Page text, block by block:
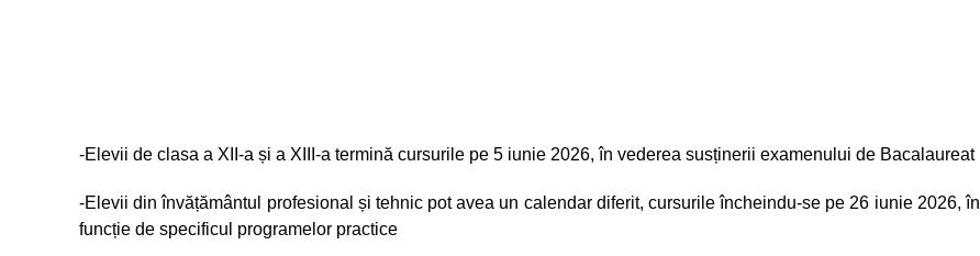
-Elevii de clasa a XII-a și a XIII-a termină cursurile pe 5 iunie 2026, în vederea susținerii examenului de Bacalaureat
-Elevii din învățământul profesional și tehnic pot avea un calendar diferit, cursurile încheindu-se pe 26 iunie 2026, în
funcție de specificul programelor practice